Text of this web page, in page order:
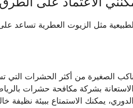
مثل الزيوت العطرية تساعد
الصغيرة من أكثر الحشرات التي
بشركة مكافحة حشرات
يمكنك الاستمتاع ببيئة نظيفة